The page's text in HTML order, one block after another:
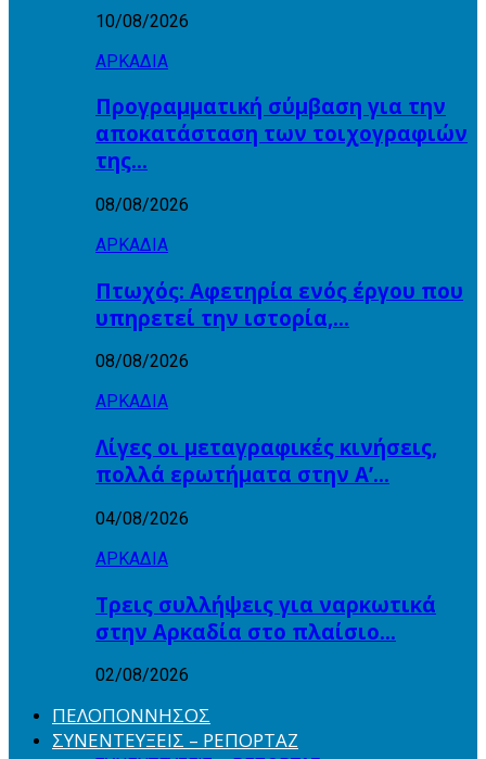
10/08/2026
ΑΡΚΑΔΙΑ
Προγραμματική σύμβαση για την
αποκατάσταση των τοιχογραφιών
της…
08/08/2026
ΑΡΚΑΔΙΑ
Πτωχός: Αφετηρία ενός έργου που
υπηρετεί την ιστορία,…
08/08/2026
ΑΡΚΑΔΙΑ
Λίγες οι μεταγραφικές κινήσεις,
πολλά ερωτήματα στην Α’…
04/08/2026
ΑΡΚΑΔΙΑ
Τρεις συλλήψεις για ναρκωτικά
στην Αρκαδία στο πλαίσιο…
02/08/2026
ΠΕΛΟΠΟΝΝΗΣΟΣ
ΣΥΝΕΝΤΕΥΞΕΙΣ – ΡΕΠΟΡΤΑΖ